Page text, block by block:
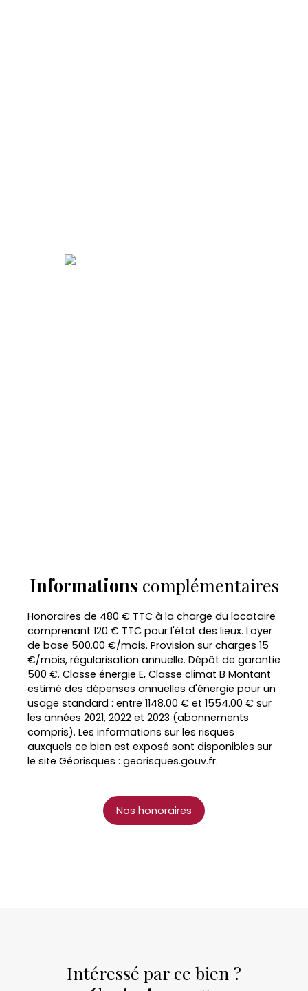
Informations complémentaires
Honoraires de 480 € TTC à la charge du locataire
comprenant 120 € TTC pour l'état des lieux. Loyer
de base 500.00 €/mois. Provision sur charges 15
€/mois, régularisation annuelle. Dépôt de garantie
500 €. Classe énergie E, Classe climat B Montant
estimé des dépenses annuelles d'énergie pour un
usage standard : entre 1148.00 € et 1554.00 € sur
les années 2021, 2022 et 2023 (abonnements
compris). Les informations sur les risques
auxquels ce bien est exposé sont disponibles sur
le site Géorisques : georisques.gouv.fr.
Nos honoraires
Intéressé par ce bien ?